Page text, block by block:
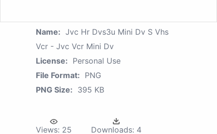
Name: Jvc Hr Dvs3u Mini Dv S Vhs
Vcr - Jvc Vcr Mini Dv
License: Personal Use
File Format: PNG
PNG Size: 395 KB
Views: 25 Downloads: 4